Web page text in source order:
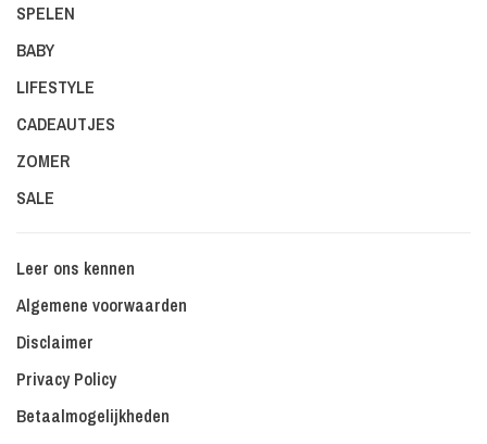
SPELEN
BABY
LIFESTYLE
CADEAUTJES
ZOMER
SALE
Leer ons kennen
Algemene voorwaarden
Disclaimer
Privacy Policy
Betaalmogelijkheden